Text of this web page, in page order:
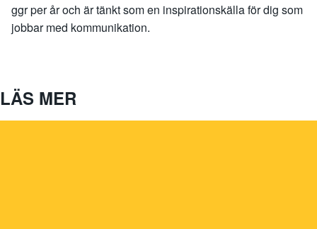
ggr per år och är tänkt som en inspirationskälla för dig som
jobbar med kommunikation.
LÄS MER